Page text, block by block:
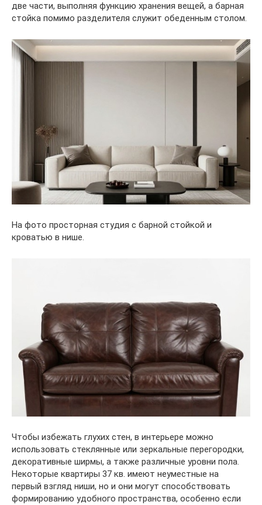
две части, выполняя функцию хранения вещей, а барная
стойка помимо разделителя служит обеденным столом.
На фото просторная студия с барной стойкой и
кроватью в нише.
Чтобы избежать глухих стен, в интерьере можно
использовать стеклянные или зеркальные перегородки,
декоративные ширмы, а также различные уровни пола.
Некоторые квартиры 37 кв. имеют неуместные на
первый взгляд ниши, но и они могут способствовать
формированию удобного пространства, особенно если